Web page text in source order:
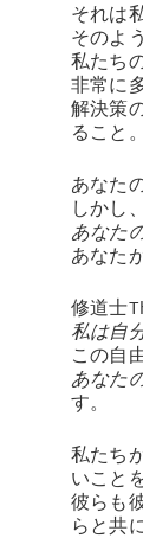
それは
そのよ
私たち
非常に
解決策
ること。
あなた
しかし
あなた
あなた
修道士
私は自
この自
あなた
す。
私たち
いこと
彼らも
らと共